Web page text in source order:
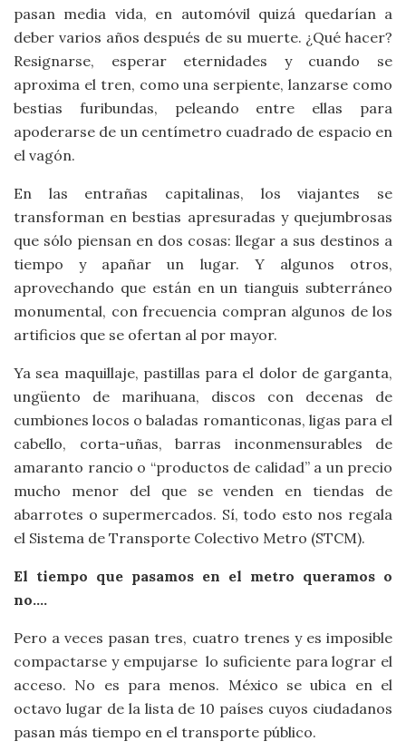
pasan media vida, en automóvil quizá quedarían a
deber varios años después de su muerte. ¿Qué hacer?
Resignarse, esperar eternidades y cuando se
aproxima el tren, como una serpiente, lanzarse como
bestias furibundas, peleando entre ellas para
apoderarse de un centímetro cuadrado de espacio en
el vagón.
En las entrañas capitalinas, los viajantes se
transforman en bestias apresuradas y quejumbrosas
que sólo piensan en dos cosas: llegar a sus destinos a
tiempo y apañar un lugar. Y algunos otros,
aprovechando que están en un tianguis subterráneo
monumental, con frecuencia compran algunos de los
artificios que se ofertan al por mayor.
Ya sea maquillaje, pastillas para el dolor de garganta,
ungüento de marihuana, discos con decenas de
cumbiones locos o baladas romanticonas, ligas para el
cabello, corta-uñas, barras inconmensurables de
amaranto rancio o “productos de calidad” a un precio
mucho menor del que se venden en tiendas de
abarrotes o supermercados. Sí, todo esto nos regala
el Sistema de Transporte Colectivo Metro (STCM).
El tiempo que pasamos en el metro queramos o
no….
Pero a veces pasan tres, cuatro trenes y es imposible
compactarse y empujarse lo suficiente para lograr el
acceso. No es para menos. México se ubica en el
octavo lugar de la lista de 10 países cuyos ciudadanos
pasan más tiempo en el transporte público.